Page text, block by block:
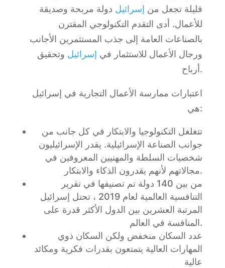
قليلة تجعل من إسرائيل دولة مربحة وصديقة
للأعمال. أدى التقدم التكنولوجي المقترن
بالصناعات العامة إلى جذب المستثمرين الأجانب
ورجال الأعمال للاستثمار في إسرائيل وتحقيق
أرباح.
اعتبارات ممارسة الأعمال التجارية في إسرائيل
هي:
تتغلغل التكنولوجيا والابتكار في كل جانب من
جوانب الصناعة الإسرائيلية. يقدر الإسرائيليون
شخصيات السلطة والمهنيين المعروفين في
مجالاتهم لأنهم يقدرون الذكاء والابتكار.
من بين 140 دولة تم تصنيفها في تقرير
التنافسية العالمية لعام 2019 ، تحتل إسرائيل
المرتبة العشرين بين الدول الأكثر قدرة على
المنافسة في العالم.
عدد السكان منخفض ولكن السكان ذوي
المهارات العالية يتمتعون بقدرات فكرية ومكائد
عالية